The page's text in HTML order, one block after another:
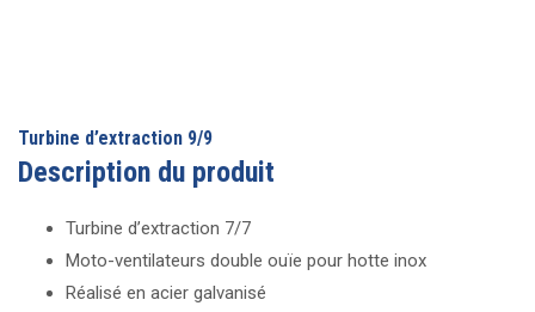
Turbine d’extraction 9/9
Description du produit
Turbine d’extraction 7/7
Moto-ventilateurs double ouïe pour hotte inox
Réalisé en acier galvanisé